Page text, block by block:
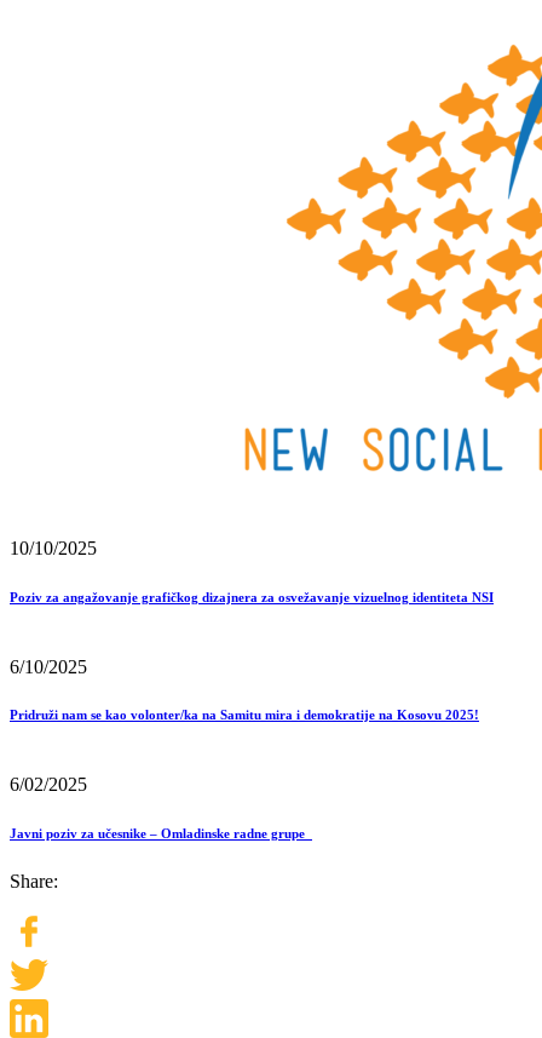
10/10/2025
Poziv za angažovanje grafičkog dizajnera za osvežavanje vizuelnog identiteta NSI
6/10/2025
Pridruži nam se kao volonter/ka na Samitu mira i demokratije na Kosovu 2025!
6/02/2025
Javni poziv za učesnike – Omladinske radne grupe
Share: